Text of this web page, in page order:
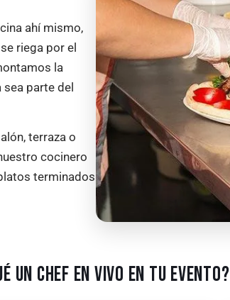
ahí mismo,
riega por el
la
sea parte del
terraza o
cocinero
terminados
UN CHEF EN VIVO EN TU EVENTO?